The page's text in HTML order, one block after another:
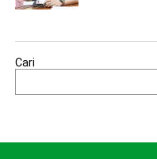
Cari